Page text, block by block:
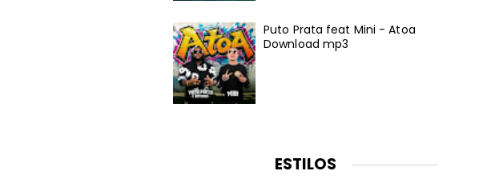
Puto Prata feat Mini - Atoa
Download mp3
ESTILOS